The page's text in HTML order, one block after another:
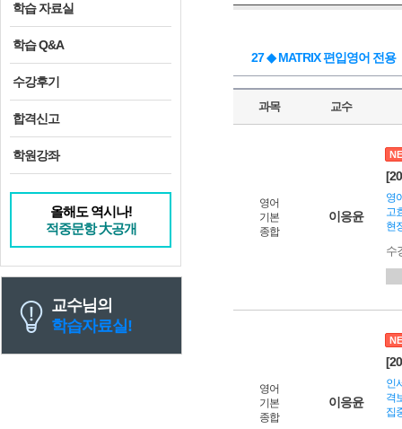
학습 자료실
학습 Q&A
수강후기
합격신고
학원강좌
올해도 역시나!
적중문항 大공개
교수님의
학습자료실!
27 ◆ MATRIX 편입영어 전용
과목 교수
영어
기본
종합
이응윤
영
고
현
수
영어
기본
종합
이응윤
인
격
집